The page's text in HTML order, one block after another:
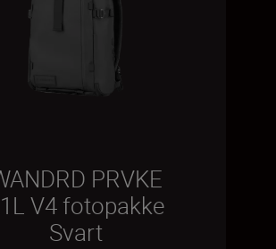
PRVKE
V4 fotopakke
Svart